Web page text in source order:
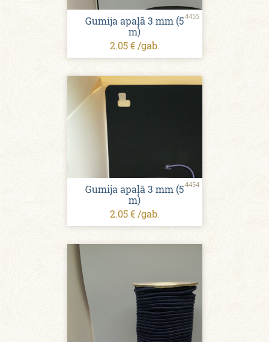
4455
Gumija apaļā 3 mm (5
m)
2.05 € /gab.
4454
Gumija apaļā 3 mm (5
m)
2.05 € /gab.